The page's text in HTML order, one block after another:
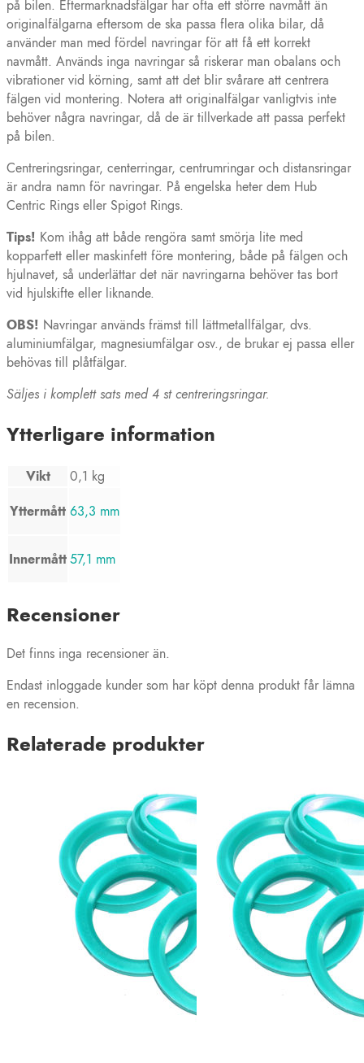
på bilen. Eftermarknadsfälgar har ofta ett större navmått än
originalfälgarna eftersom de ska passa flera olika bilar, då
använder man med fördel navringar för att få ett korrekt
navmått. Används inga navringar så riskerar man obalans och
vibrationer vid körning, samt att det blir svårare att centrera
fälgen vid montering. Notera att originalfälgar vanligtvis inte
behöver några navringar, då de är tillverkade att passa perfekt
på bilen.
Centreringsringar, centerringar, centrumringar och distansringar
är andra namn för navringar. På engelska heter dem Hub
Centric Rings eller Spigot Rings.
Tips! Kom ihåg att både rengöra samt smörja lite med
kopparfett eller maskinfett före montering, både på fälgen och
hjulnavet, så underlättar det när navringarna behöver tas bort
vid hjulskifte eller liknande.
OBS! Navringar används främst till lättmetallfälgar, dvs.
aluminiumfälgar, magnesiumfälgar osv., de brukar ej passa eller
behövas till plåtfälgar.
Säljes i komplett sats med 4 st centreringsringar.
Ytterligare information
Vikt
0,1 kg
Yttermått 63,3 mm
Innermått57,1 mm
Recensioner
Det finns inga recensioner än.
Endast inloggade kunder som har köpt denna produkt får lämna
en recension.
Relaterade produkter